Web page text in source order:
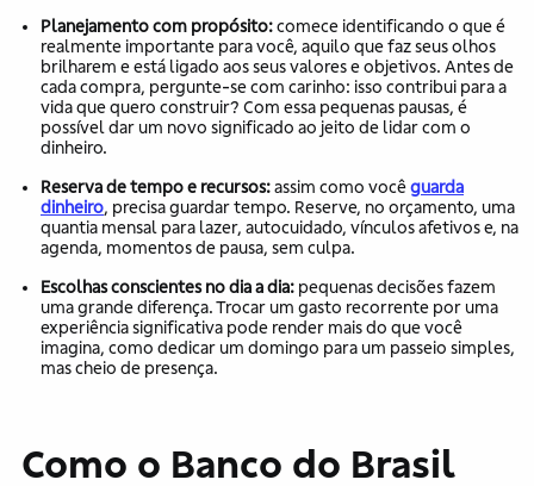
Planejamento com propósito:comece identificando o que é
realmente importante para você, aquilo que faz seus olhos
brilharem e está ligado aos seus valores e objetivos. Antes de
cada compra, pergunte-se com carinho: isso contribui para a
vida que quero construir? Com essa pequenas pausas, é
possível dar um novo significado ao jeito de lidar com o
dinheiro.
Reserva de tempo e recursos:assim como vocêguarda
dinheiro, precisa guardar tempo. Reserve, no orçamento, uma
quantia mensal para lazer, autocuidado, vínculos afetivos e, na
agenda, momentos de pausa, sem culpa.
Escolhas conscientes no dia a dia: pequenas decisões fazem
uma grande diferença. Trocar um gasto recorrente por uma
experiência significativa pode render mais do que você
imagina, como dedicar um domingo para um passeio simples,
mas cheio de presença.
Como o Banco do Brasil